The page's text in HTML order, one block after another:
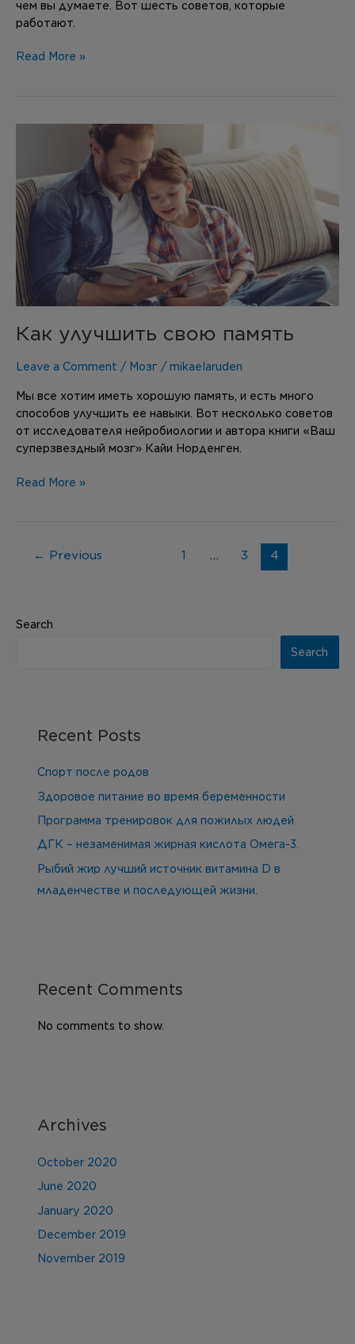
чем вы думаете. Вот шесть советов, которые
работают.
Read More »
Как улучшить свою память
Leave a Comment / Мозг / mikaelaruden
Мы все хотим иметь хорошую память, и есть много
способов улучшить ее навыки. Вот несколько советов
от исследователя нейробиологии и автора книги «Ваш
суперзвездный мозг» Кайи Норденген.
память
Read More »
← Previous 1 … 3 4
Search
Search
Recent Posts
Спорт после родов
Здоровое питание во время беременности
Программа тренировок для пожилых людей
ДГК – незаменимая жирная кислота Омега-3.
Рыбий жир лучший источник витамина D в
младенчестве и последующей жизни.
Recent Comments
No comments to show.
Archives
October 2020
June 2020
January 2020
December 2019
November 2019